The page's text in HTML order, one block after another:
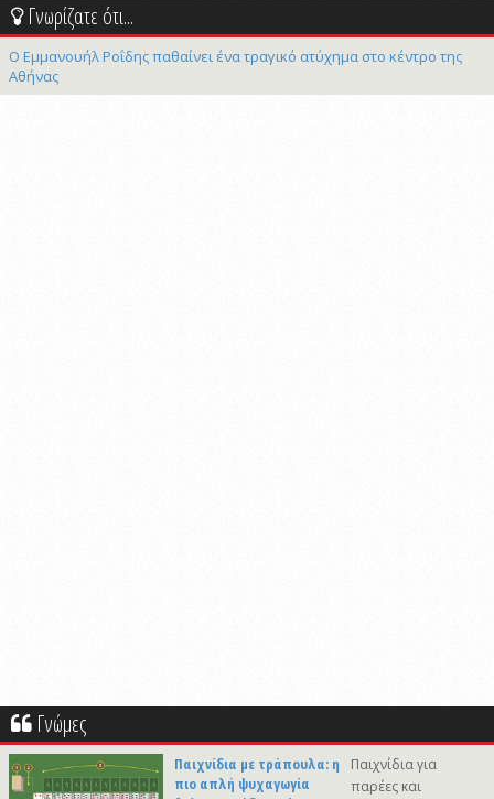
Γνωρίζατε ότι...
Ο Εμμανουήλ Ροΐδης παθαίνει ένα τραγικό ατύχημα στο κέντρο της
Αθήνας
Γνώμες
Παιχνίδια με τράπουλα: η
πιο απλή ψυχαγωγία
Παιχνίδια για
παρέες και